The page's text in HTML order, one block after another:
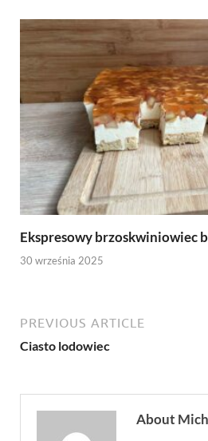
Ekspresowy brzoskwiniowiec
30 września 2025
PREVIOUS ARTICLE
Ciasto lodowiec
About